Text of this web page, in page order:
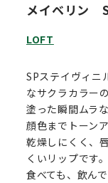
メイベリン
LOFT
SPステイヴィニ
なサクラカラー
塗った瞬間ムラ
顔色までトーン
乾燥しにくく、
くいリップです。
食べても、飲ん